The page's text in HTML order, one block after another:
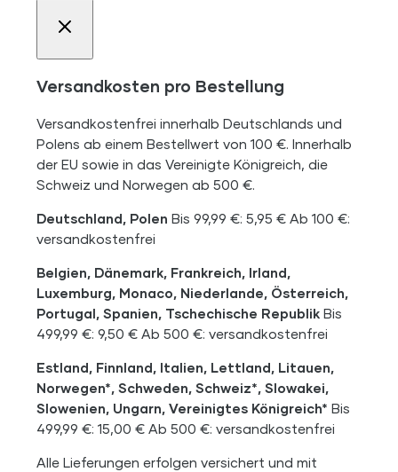
Versandkosten pro Bestellung
Versandkostenfrei innerhalb Deutschlands und
Polens ab einem Bestellwert von 100 €. Innerhalb
der EU sowie in das Vereinigte Königreich, die
Schweiz und Norwegen ab 500 €.
Deutschland, Polen Bis 99,99 €: 5,95 € Ab 100 €:
versandkostenfrei
Belgien, Dänemark, Frankreich, Irland,
Luxemburg, Monaco, Niederlande, Österreich,
Portugal, Spanien, Tschechische Republik Bis
499,99 €: 9,50 € Ab 500 €: versandkostenfrei
Estland, Finnland, Italien, Lettland, Litauen,
Norwegen*, Schweden, Schweiz*, Slowakei,
Slowenien, Ungarn, Vereinigtes Königreich* Bis
499,99 €: 15,00 € Ab 500 €: versandkostenfrei
Alle Lieferungen erfolgen versichert und mit